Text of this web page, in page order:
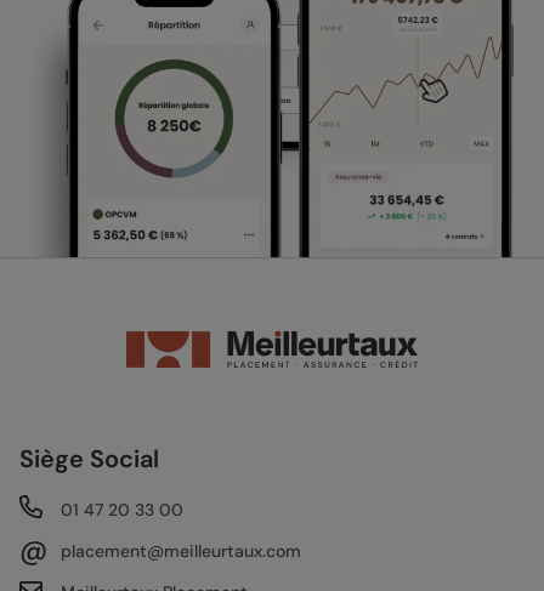
Siège Social
01 47 20 33 00
@
placement@meilleurtaux.com